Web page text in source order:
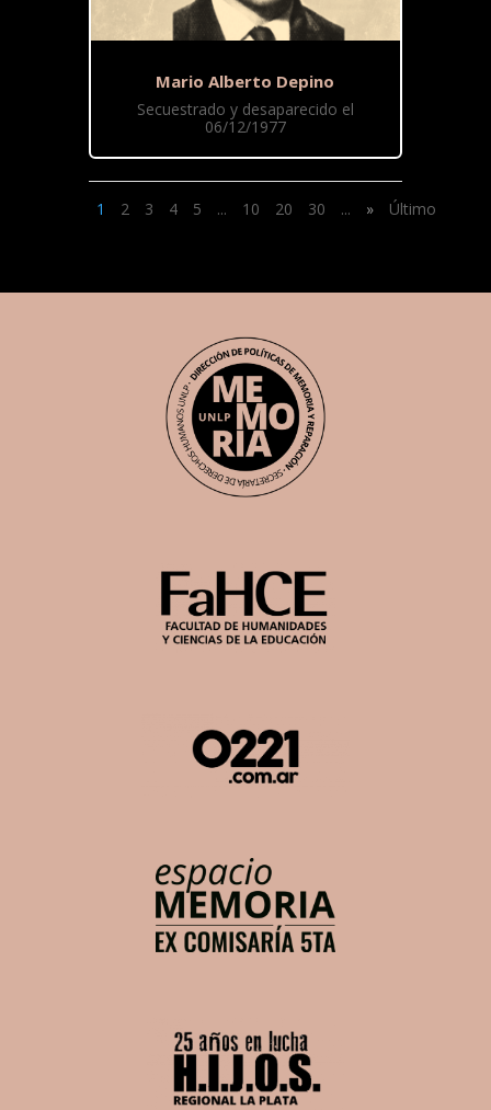
Mario Alberto Depino
Secuestrado y desaparecido el
06/12/1977
1 2 3 4 5 ... 10 20 30 ... » Último